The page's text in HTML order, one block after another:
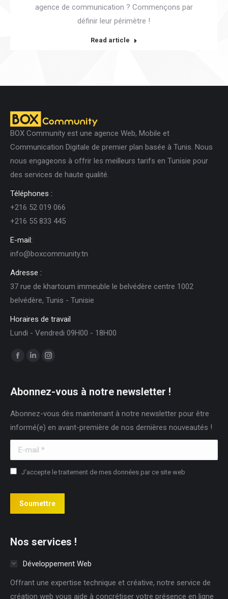
agence de communication ? Commençons par
définir leur périmètre !
Read article
BOX Community est une agence Web, Mobile et
Communication Digitale de premier plan basée à Tunis. Nous
nous engageons à offrir les meilleurs tarifs en Tunisie pour
des services de haute qualité.
Téléphones :
+216 52 019 066
+216 55 833 445
E-mail:
info@boxcommunity.tn
Adresse :
37 rue de khartoum immeuble le belvédère centre 1002
belvédère, Tunis - Tunisie
Horaires de travail
Lundi - Vendredi 09H00 - 18H00
Trouvez nous sur :
Facebook
opens
new
window
LinkedIn
opens
new
window
Instagram
opens
new
window
Abonnez-vous à notre newsletter !
Abonnez-vous dès maintenant à notre newsletter pour être
informé(e) en avant-première de nos dernières nouveautés !
E-mail *
J'accepte le traitement de mes données par ce site web
Soumettre
Nos services !
Développement Web
Offrant une expertise technique et créative, notre service de
création web vous aide à concrétiser votre présence en ligne